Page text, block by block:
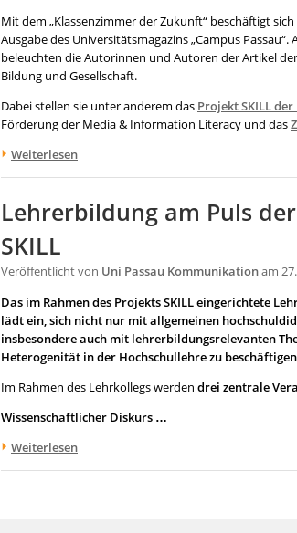
Mit dem „Klassenzimmer der Zukunft“ beschäftigt
Ausgabe des Universitätsmagazins „Campus
beleuchten die Autorinnen und Autoren der Artikel
Bildung und Gesellschaft.
Dabei stellen sie unter anderem das Projekt SKILL
Förderung der Media & Information Literacy und das
Weiterlesen
Lehrerbildung am Puls
SKILL
Veröffentlicht von Uni Passau Kommunikationam
Das im Rahmen des Projekts SKILL eingerichtete
lädt ein, sich nicht nur mit allgemeinen
insbesondere auch mit lehrerbildungsrelevanten
Heterogenität in der Hochschullehre zu
Im Rahmen des Lehrkollegs werden drei zentrale
Wissenschaftlicher Diskurs …
Weiterlesen